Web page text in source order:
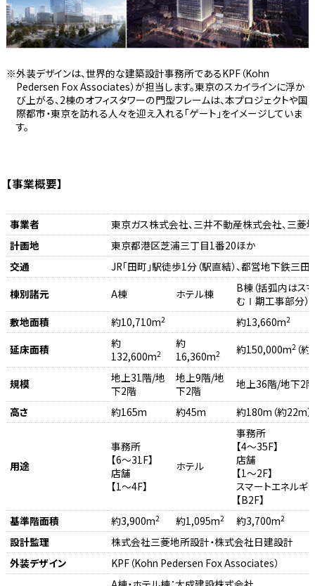
外装デザインは、世界的な建築設計事務所であるKPF（Kohn
Pedersen Fox Associates）が担当します。東京のスカイラインに浮か
び上がる、2棟のオフィスタワーの門型フレームは、本プロジェクトや国
際都市・東京を訪れる人々を迎え入れる「ゲート」をイメージしていま
す。
【事業概要】
事業者
東京ガス株式会社、三井不動産株式会社、三菱
計画地
東京都港区芝浦三丁目1番20ほか
交通
JR「田町」駅徒歩1分（駅直結）、都営地下鉄三
棟別諸元
A棟 ホテル棟
B棟（括弧内はス
むⅠ期工事部分）
敷地面積
約10,710m2 約13,660m2
延床面積
約
132,600m2
約
16,360m2 約150,000m2（
規模
地上31階/地
下2階
地上9階/地
下2階
地上36階/地下2階
高さ
約165m 約45m 約180m（約22m）
用途
事務所
【6～31F】
店舗
【1～4F】
ホテル
事務所
【4～35F】
店舗
【1～2F】
スマートエネルギ
【B2F】
基準階面積
約3,900m2 約1,095m2 約3,700m2
設計監理
株式会社三菱地所設計・株式会社日建設計
外装デザイン
KPF（Kohn Pedersen Fox Associates）